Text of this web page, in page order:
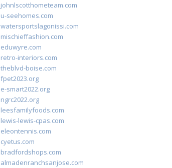
johnlscotthometeam.com
u-seehomes.com
watersportslagonissi.com
mischieffashion.com
eduwyre.com
retro-interiors.com
theblvd-boise.com
fpet2023.org
e-smart2022.org
ngrc2022.org
leesfamilyfoods.com
lewis-lewis-cpas.com
eleontennis.com
cyetus.com
bradfordshops.com
almadenranchsanjose.com